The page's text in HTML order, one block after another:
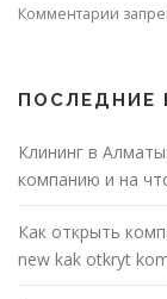
Комментарии
ПОСЛЕДНИЕ
Клининг в
компанию и на
Как открыть
new kak otkryt